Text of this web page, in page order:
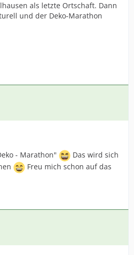
als letzte Ortschaft. Dann
und der Deko-Marathon
- Marathon"
Das wird sich
Freu mich schon auf das